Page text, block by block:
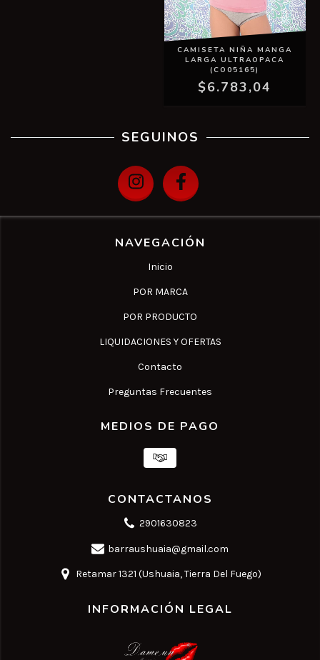
CAMISETA NIÑA MANGA
LARGA ULTRAOPACA
(CO05165)
$6.783,04
SEGUINOS
NAVEGACIÓN
Inicio
POR MARCA
POR PRODUCTO
LIQUIDACIONES Y OFERTAS
Contacto
Preguntas Frecuentes
MEDIOS DE PAGO
CONTACTANOS
2901630823
barraushuaia@gmail.com
Retamar 1321 (Ushuaia, Tierra Del Fuego)
INFORMACIÓN LEGAL